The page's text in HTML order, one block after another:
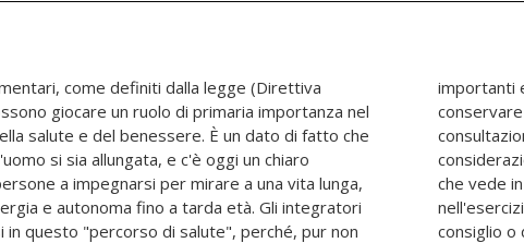
come definiti dalla legge (Direttiva
giocare un ruolo di primaria importanza nel
salute e del benessere. È un dato di fatto che
si sia allungata, e c'è oggi un chiaro
a impegnarsi per mirare a una vita lunga,
e autonoma fino a tarda età. Gli integratori
in questo "percorso di salute", perché, pur non
spingerci a cambiare alcune abitudini per
Un testo interessante e di agevole
anche di particolare utilità, poiché prende in
"nuova frontiera" dell'integrazione moderna,
protagonisti medico e farmacista
loro professione, che è quella dell'utilità del
consiglio ai loro pazienti o ai clienti di